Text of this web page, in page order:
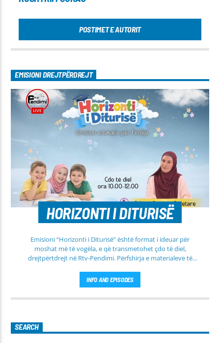
POSTIMET E AUTORIT
EMISIONI DREJTPËRDREJT
HORIZONTI I DITURISË
Emisioni “Horizonti i Diturisë” është format i ideuar për
moshat më të vogëla, e që transmetohet çdo të diel,
drejtpërtdrejt në Rtv-Pendimi. Përfshirja e materialeve të
rrugën e duhur të besimit Islam, janë pikësynimi kryesor i
të jemi më afër dëgjuesve të rinj, komunikojmë së bashku me
kanë, por edhe përfitimin e njohurive të reja. Çdo të diel, ora
10:00-12:00 Moderatore: Luljeta Beqiri Kontakti: Viber: +383
INFO AND EPISODES
SEARCH